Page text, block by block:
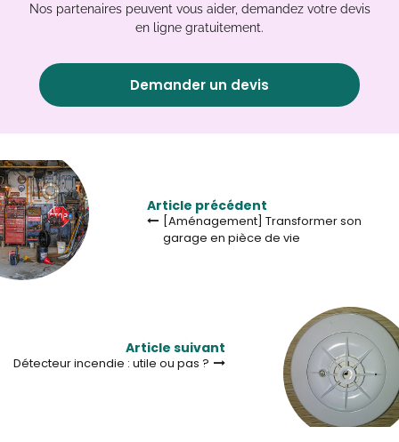
Nos partenaires peuvent vous aider, demandez votre devis
en ligne gratuitement.
Demander un devis
Article précédent
[Aménagement] Transformer son
garage en pièce de vie
Article suivant
Détecteur incendie : utile ou pas ?